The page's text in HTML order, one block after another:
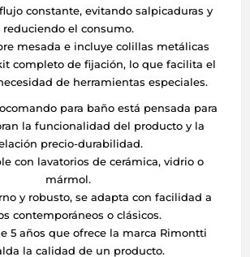
constante, evitando salpicaduras y
reduciendo el consumo.
mesada e incluye colillas metálicas
completo de fijación, lo que facilita el
de herramientas especiales.
para baño está pensada para
la funcionalidad del producto y la
precio-durabilidad.
con lavatorios de cerámica, vidrio o
mármol.
y robusto, se adapta con facilidad a
contemporáneos o clásicos.
5 años que ofrece la marca Rimontti
la calidad de un producto.